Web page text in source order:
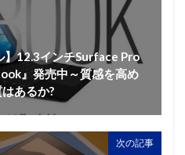
12.3インチSurface Pro
』発売中～質感を高め
あるか?
次の記事